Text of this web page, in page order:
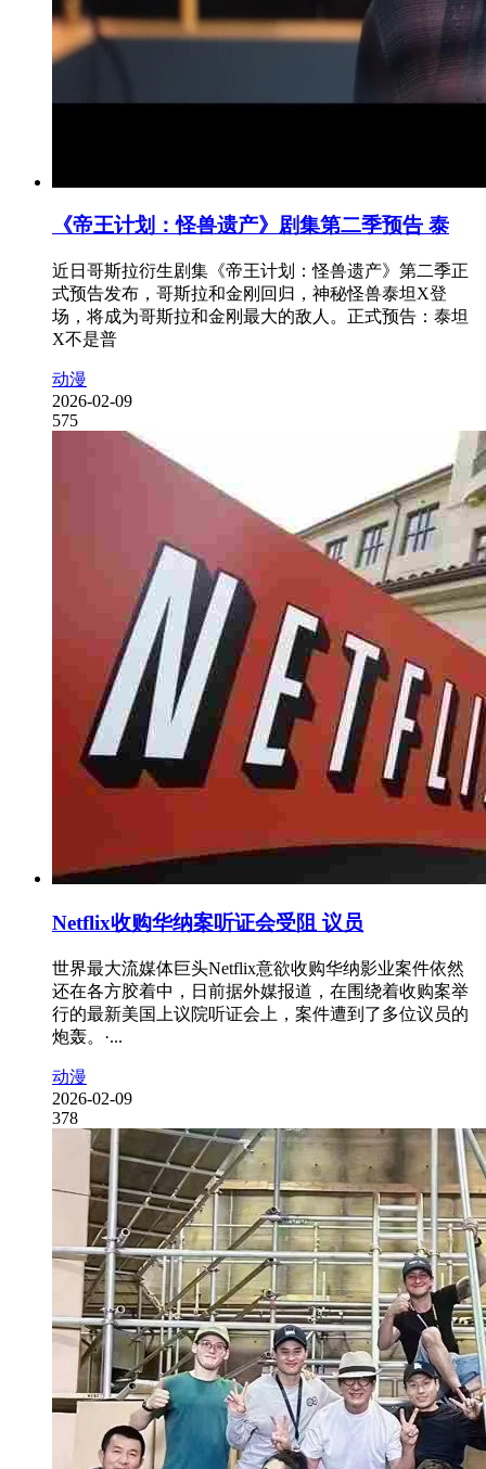
《帝王计划：怪兽遗产》剧集第二季预告 泰
近日哥斯拉衍生剧集《帝王计划：怪兽遗产》第二季正
式预告发布，哥斯拉和金刚回归，神秘怪兽泰坦X登
场，将成为哥斯拉和金刚最大的敌人。正式预告：泰坦
X不是普
动漫
2026-02-09
575
Netflix收购华纳案听证会受阻 议员
世界最大流媒体巨头Netflix意欲收购华纳影业案件依然
还在各方胶着中，日前据外媒报道，在围绕着收购案举
行的最新美国上议院听证会上，案件遭到了多位议员的
炮轰。·...
动漫
2026-02-09
378